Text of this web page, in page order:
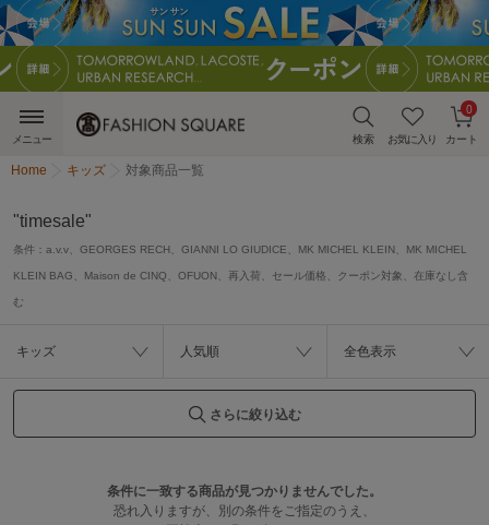
検索 お気に入り カート
0
メニュー
Home キッズ 対象商品一覧
"timesale"
条件： a.v.v、GEORGES RECH、GIANNI LO GIUDICE、MK MICHEL KLEIN、MK MICHEL
KLEIN BAG、Maison de CINQ、OFUON、再入荷、セール価格、クーポン対象、在庫なし含
む
キッズ 人気順 全色表示
さらに絞り込む
条件に一致する商品が見つかりませんでした。
恐れ入りますが、別の条件をご指定のうえ、